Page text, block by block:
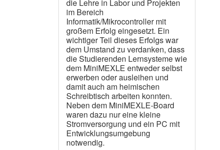
die Lehre in Labor und Projekten
im Bereich
Informatik/Mikrocontroller mit
großem Erfolg eingesetzt. Ein
wichtiger Teil dieses Erfolgs war
dem Umstand zu verdanken, dass
die Studierenden Lernsysteme wie
dem MiniMEXLE entweder selbst
erwerben oder ausleihen und
damit auch am heimischen
Schreibtisch arbeiten konnten.
Neben dem MiniMEXLE-Board
waren dazu nur eine kleine
Stromversorgung und ein PC mit
Entwicklungsumgebung
notwendig.